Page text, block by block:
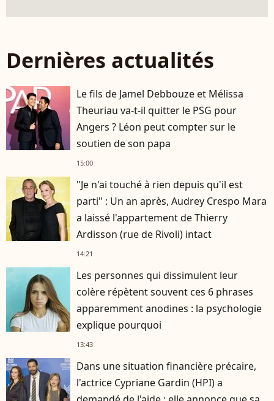
Dernières actualités
Le fils de Jamel Debbouze et Mélissa
Theuriau va-t-il quitter le PSG pour
Angers ? Léon peut compter sur le
soutien de son papa
15:00
"Je n'ai touché à rien depuis qu'il est
parti" : Un an après, Audrey Crespo Mara
a laissé l'appartement de Thierry
Ardisson (rue de Rivoli) intact
14:21
Les personnes qui dissimulent leur
colère répètent souvent ces 6 phrases
apparemment anodines : la psychologie
explique pourquoi
13:43
Dans une situation financière précaire,
l'actrice Cypriane Gardin (HPI) a